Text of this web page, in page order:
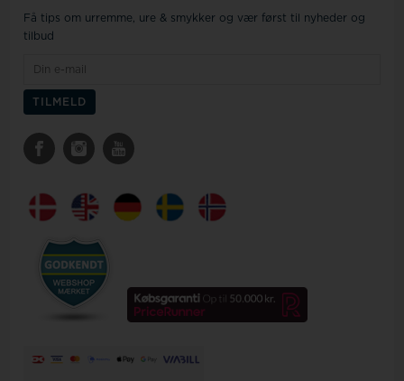
Få tips om urremme, ure & smykker og vær først til nyheder og
tilbud